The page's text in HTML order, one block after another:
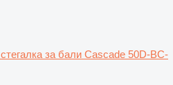
стегалка за бали Cascade 50D-BC-